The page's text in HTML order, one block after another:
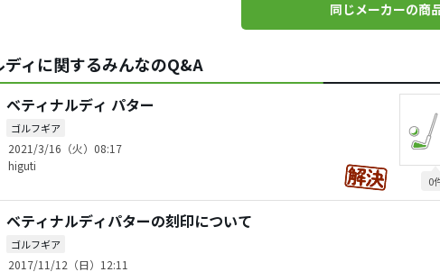
同じメーカーの商
ディに関するみんなのQ&A
ベティナルディ パター
ゴルフギア
2021/3/16（火）08:17
higuti
0
ベティナルディパターの刻印について
ゴルフギア
2017/11/12（日）12:11